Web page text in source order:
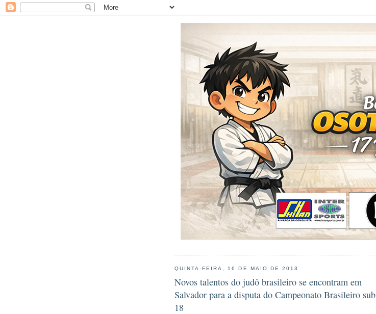
QUINTA-FEIRA, 16 DE MAIO DE 2013
Novos talentos do judô brasileiro se encontram em
Salvador para a disputa do Campeonato Brasileiro sub
18